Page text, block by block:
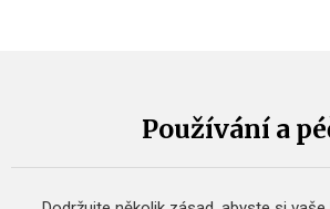
Používání a